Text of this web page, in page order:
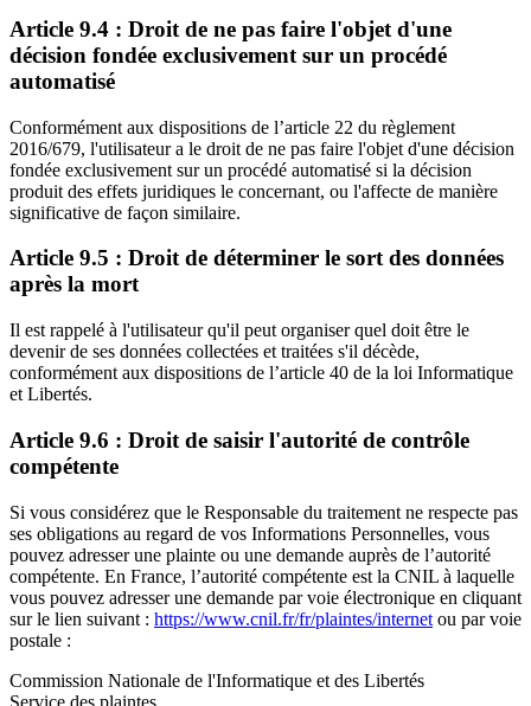
Article 9.4 : Droit de ne pas faire l'objet d'une
décision fondée exclusivement sur un procédé
automatisé
Conformément aux dispositions de l’article 22 du règlement
2016/679, l'utilisateur a le droit de ne pas faire l'objet d'une décision
fondée exclusivement sur un procédé automatisé si la décision
produit des effets juridiques le concernant, ou l'affecte de manière
significative de façon similaire.
Article 9.5 : Droit de déterminer le sort des données
après la mort
Il est rappelé à l'utilisateur qu'il peut organiser quel doit être le
devenir de ses données collectées et traitées s'il décède,
conformément aux dispositions de l’article 40 de la loi Informatique
et Libertés.
Article 9.6 : Droit de saisir l'autorité de contrôle
compétente
Si vous considérez que le Responsable du traitement ne respecte pas
ses obligations au regard de vos Informations Personnelles, vous
pouvez adresser une plainte ou une demande auprès de l’autorité
compétente. En France, l’autorité compétente est la CNIL à laquelle
vous pouvez adresser une demande par voie électronique en cliquant
sur le lien suivant : https://www.cnil.fr/fr/plaintes/internet ou par voie
postale :
Commission Nationale de l'Informatique et des Libertés
Service des plaintes